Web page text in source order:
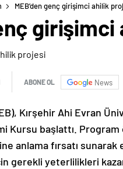
MEB’den genç girişimci ahilik
ABONE OL News
Kırşehir Ahi Evran
Kursu başlattı.
anlama fırsatı
gerekli yeterlilikleri